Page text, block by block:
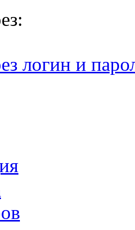
логин и